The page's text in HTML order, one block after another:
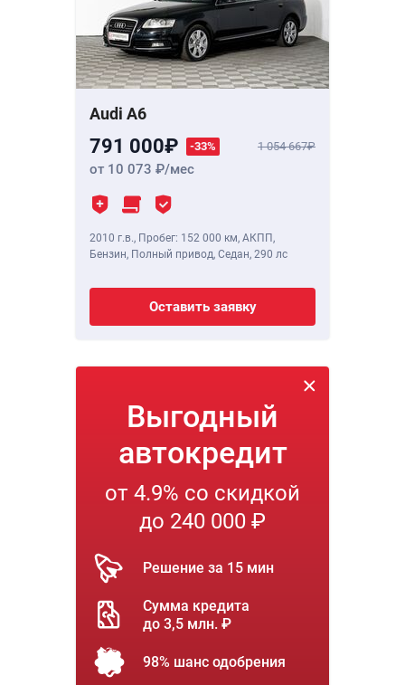
Audi A6
791 000 -33% 1 054 667
от 10 073 /мес
2010 г.в., Пробег: 152 000 км, АКПП,
Бензин, Полный привод, Седан, 290 лс
Оставить заявку
Выгодный
автокредит
от 4.9% со скидкой
до 240 000 ₽
Решение за 15 мин
Сумма кредита
до 3,5 млн. ₽
98% шанс одобрения